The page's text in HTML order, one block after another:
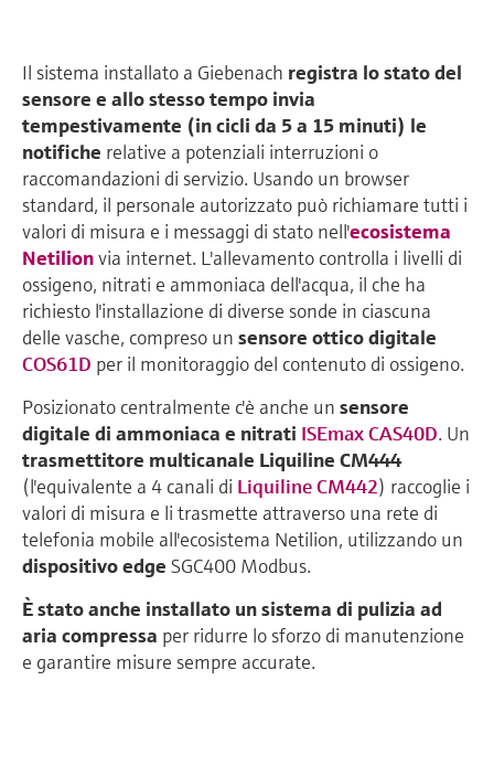
Il sistema installato a Giebenach registra lo stato del
sensore e allo stesso tempo invia
tempestivamente (in cicli da 5 a 15 minuti) le
notifiche relative a potenziali interruzioni o
raccomandazioni di servizio. Usando un browser
standard, il personale autorizzato può richiamare tutti i
valori di misura e i messaggi di stato nell'ecosistema
Netilionvia internet. L'allevamento controlla i livelli di
ossigeno, nitrati e ammoniaca dell'acqua, il che ha
richiesto l'installazione di diverse sonde in ciascuna
delle vasche, compreso un sensore ottico digitale
COS61D per il monitoraggio del contenuto di ossigeno.
Posizionato centralmente c'è anche un sensore
digitale di ammoniaca e nitrati ISEmax CAS40D. Un
trasmettitore multicanale Liquiline CM444
(l'equivalente a 4 canali di Liquiline CM442) raccoglie i
valori di misura e li trasmette attraverso una rete di
telefonia mobile all'ecosistema Netilion, utilizzando un
dispositivo edge SGC400 Modbus.
È stato anche installato un sistema di pulizia ad
aria compressa per ridurre lo sforzo di manutenzione
e garantire misure sempre accurate.